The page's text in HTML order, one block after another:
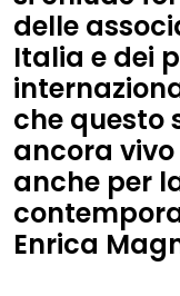
delle
Italia e dei
che questo
ancora
anche per
Enrica